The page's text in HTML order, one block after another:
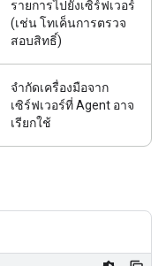
รายการไปยังเซิร์ฟเวอร์
(เช่น โทเค็นการตรวจ
สอบสิทธิ์)
จำกัดเครื่องมือจาก
เซิร์ฟเวอร์ที่ Agent อาจ
เรียกใช้